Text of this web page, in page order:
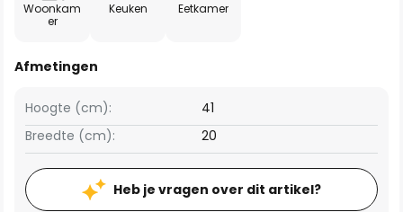
Woonkam
er
Keuken Eetkamer
Afmetingen
Breedte (cm): 20
Hoogte (cm): 41
Heb je vragen over dit artikel?